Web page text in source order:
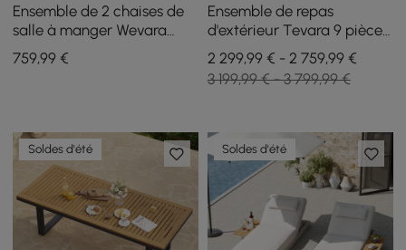
Ensemble de 2 chaises de
salle à manger Wevara
noyer et flocons d'avoine en
aluminium et cordes
759,99 €
Ensemble de repas
d'extérieur Tevara 9 pièces
rectangulaire en bois et
aluminium pour 8
personnes
2 299,99 € - 2 759,99 €
3 199,99 € - 3 799,99 €
Soldes d'été Soldes d'été